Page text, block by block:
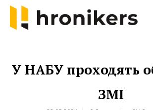
Skip
content
У НАБУ проходять
ЗМІ